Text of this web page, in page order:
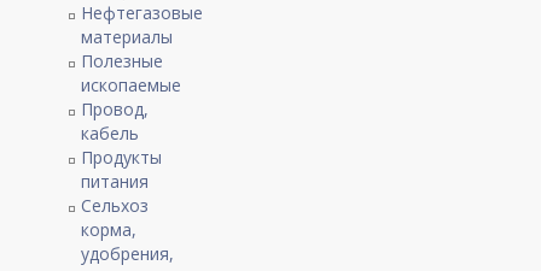
Нефтегазовые
материалы
Полезные
ископаемые
Провод,
кабель
Продукты
питания
Сельхоз
корма,
удобрения,